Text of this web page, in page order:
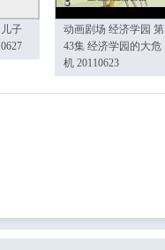
子
动画剧场 经济学园 第
43集 经济学园的大危
机 20110623